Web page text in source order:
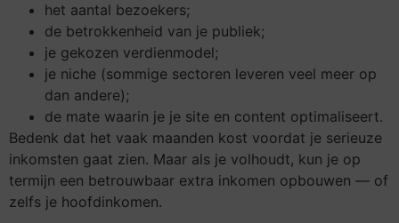
het aantal bezoekers;
de betrokkenheid van je publiek;
je gekozen verdienmodel;
je niche (sommige sectoren leveren veel meer op
dan andere);
de mate waarin je je site en content optimaliseert.
Bedenk dat het vaak maanden kost voordat je serieuze
inkomsten gaat zien. Maar als je volhoudt, kun je op
termijn een betrouwbaar extra inkomen opbouwen — of
zelfs je hoofdinkomen.